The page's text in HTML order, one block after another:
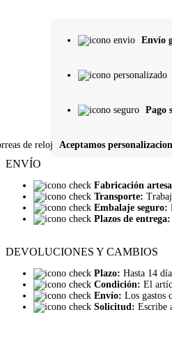
Envío
Pago
Aceptamos
ENVÍO
Fabricación
Transporte:
Embalaje seguro:
Plazos de entrega:
DEVOLUCIONES Y CAMBIOS
Plazo: Hasta 14
Condición: El
Envío: Los gastos
Solicitud: Escribe